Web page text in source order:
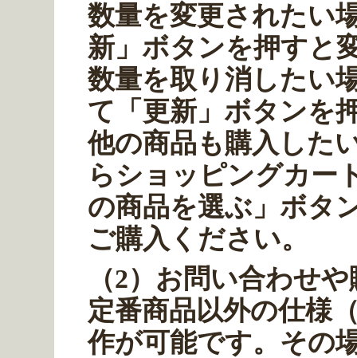
数量を変更されたい
新」ボタンを押すと
数量を取り消したい
て「更新」ボタンを
他の商品も購入した
らショッピングカー
の商品を選ぶ」ボタ
ご購入ください。
（2） お問い合わせや
定番商品以外の仕様
作が可能です。その